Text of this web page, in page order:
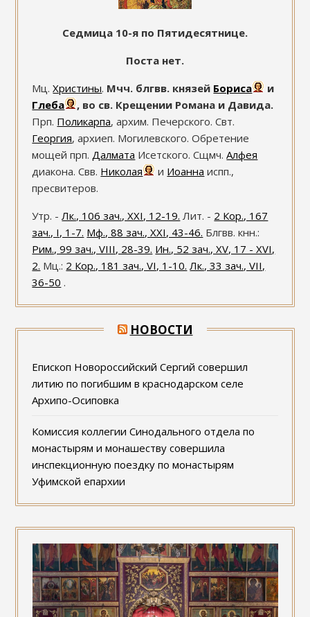
Седмица 10-я по Пятидесятнице.
Поста нет.
Мц.Христины. Мчч. блгвв. князей Бориса
и
Глеба
, во св. Крещении Романа и Давида.
Прп. Поликарпа, архим. Печерского. Свт.
Георгия, архиеп. Могилевского. Обретение
мощей прп. Далмата Исетского. Сщмч.Алфея
диакона. Свв. Николая и Иоанна испп.,
пресвитеров.
Утр. - Лк., 106 зач., XXI, 12-19. Лит. - 2 Кор., 167
зач., I, 1-7. Мф., 88 зач., XXI, 43-46. Блгвв. кнн.:
Рим., 99 зач., VIII, 28-39. Ин., 52 зач., XV, 17 - XVI,
2. Мц.: 2 Кор., 181 зач., VI, 1-10. Лк., 33 зач., VII,
36-50 .
НОВОСТИ
Епископ Новороссийский Сергий совершил
литию по погибшим в краснодарском селе
Архипо-Осиповка
Комиссия коллегии Синодального отдела по
монастырям и монашеству совершила
инспекционную поездку по монастырям
Уфимской епархии